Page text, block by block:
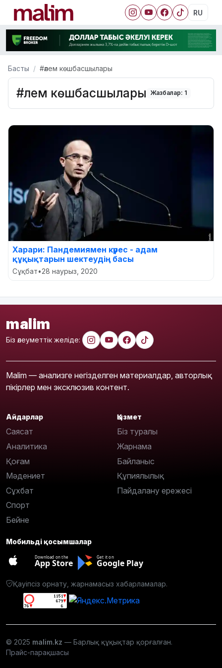
RU
Басты #әлем көшбасшылары
#әлем көшбасшылары Жазбалар: 1
Харари: Пандемиямен күрес - адам
құқықтарын шектеудің басы
Сұқбат•28 наурыз, 2020
malim
Біз әлеуметтік желіде:
Malim — анализге негізделген материалдар, авторлық
пікірлер мен эксклюзив контент.
Айдарлар
Саясат
Аналитика
Қоғам
Мәдениет
Сұхбат
Спорт
Бейне
Қызмет
Біз туралы
Жарнама
Байланыс
Құпиялылық
Пайдалану ережесі
Мобильді қосымшалар
Download on the
App Store
Get it on
Google Play
Қауіпсіз орнату, жарнамасыз хабарламалар.
© 2025 malim.kz — Барлық құқықтар қорғалған.
Прайс-парақшасы